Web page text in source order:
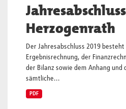
Herzogenrath
Der Jahresabschluss 2019 besteht
Ergebnisrechnung, der
der Bilanz sowie dem Anhang und
sämtliche...
PDF